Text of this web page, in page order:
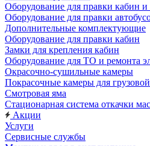
Оборудование для правки кабин и
Оборудование для правки
Дополнительные комплектующие
Оборудование для правки кабин
Замки для крепления кабин
Оборудование для ТО и ремонта
Окрасочно-сушильные камеры
Покрасочные камеры для
Смотровая яма
Стационарная система откачки
Акции
Услуги
Сервисные службы